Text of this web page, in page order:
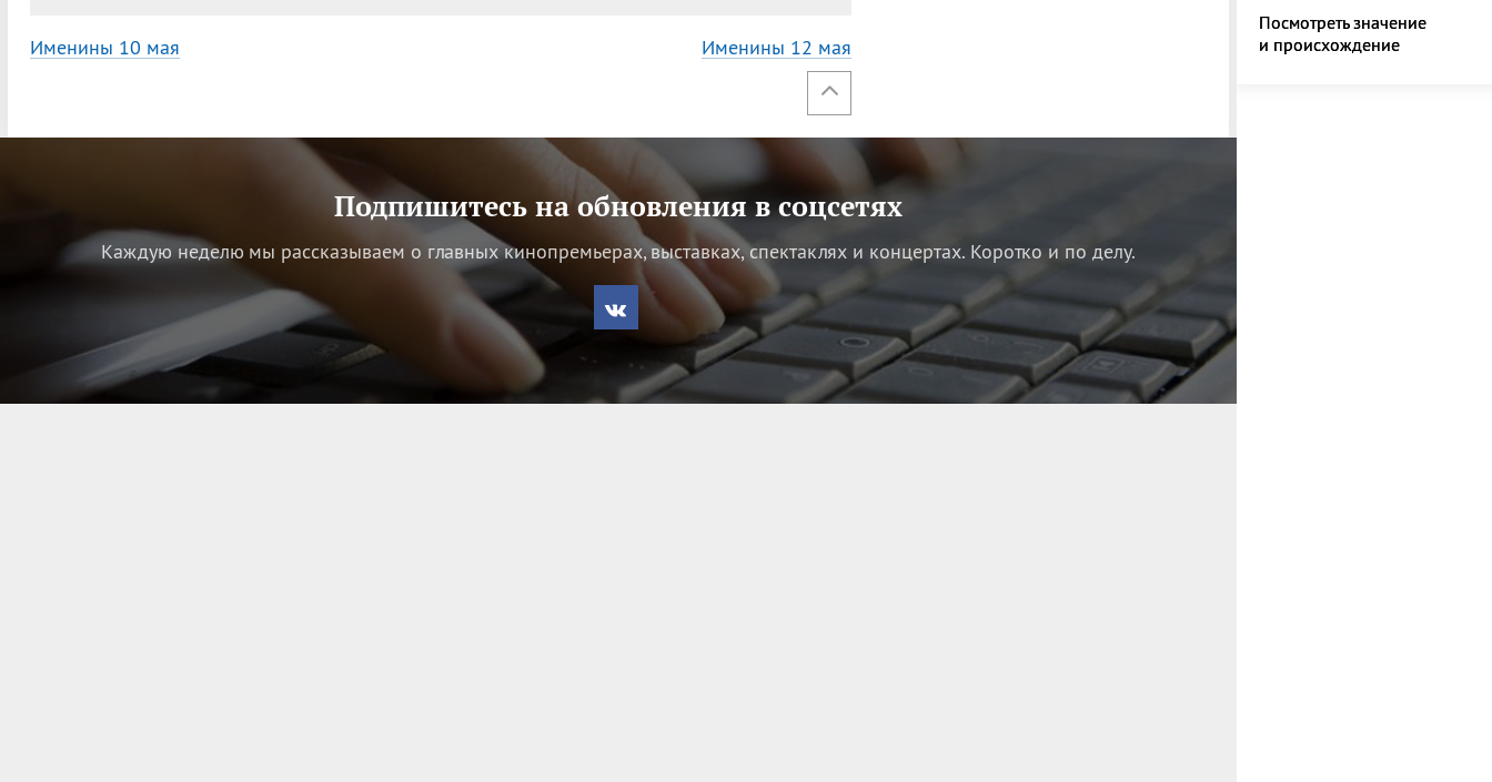
Именины 10 мая Именины 12 мая
Подпишитесь на обновления в соцсетях
Каждую неделю мы рассказываем о главных кинопремьерах, выставках, спектаклях и концертах. Коротко и по делу.
Посмотреть значение
и происхождение